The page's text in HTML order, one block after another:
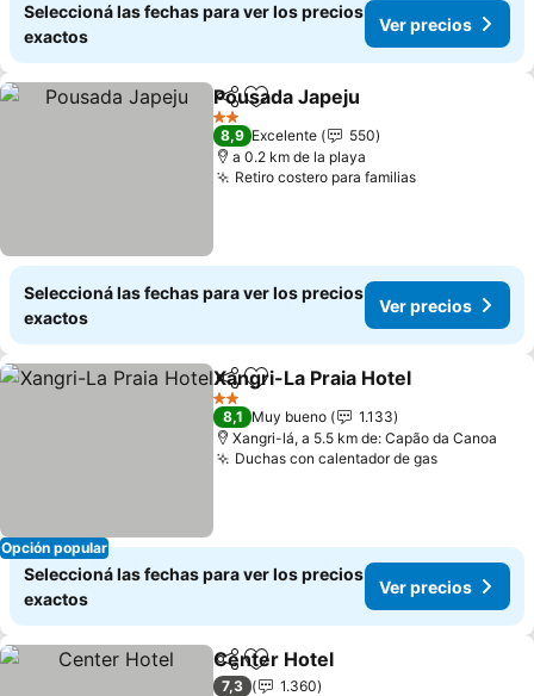
Seleccioná las fechas para ver los precios
exactos
Ver precios
CompartirAñadir a favoritos
Pousada Japeju
2 Estrellas
8,9 Excelente
550
a 0.2 km de la playa
Retiro costero para familias
Seleccioná las fechas para ver los precios
exactos
Ver precios
Opción popular
CompartirAñadir a favoritos
Xangri-La Praia Hotel
2 Estrellas
8,1 Muy bueno
1.133
Xangri-lá, a 5.5 km de: Capão da Canoa
Duchas con calentador de gas
Seleccioná las fechas para ver los precios
exactos
Ver precios
CompartirAñadir a favoritos
Center Hotel
7,3
1.360